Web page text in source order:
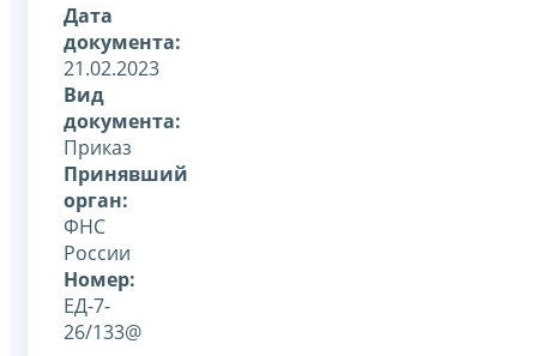
Дата
документа:
21.02.2023
Вид
документа:
Приказ
Принявший
орган:
ФНС
России
Номер:
ЕД-7-
26/133@